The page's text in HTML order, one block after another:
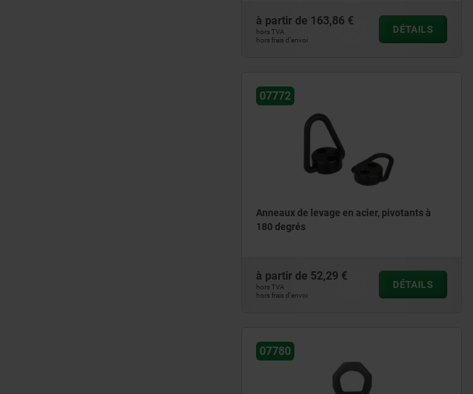
à partir de 163,86 €
hors TVA
hors frais d’envoi
DÉTAILS
07772
Anneaux de levage en acier, pivotants à
180 degrés
à partir de 52,29 €
hors TVA
hors frais d’envoi
DÉTAILS
07780